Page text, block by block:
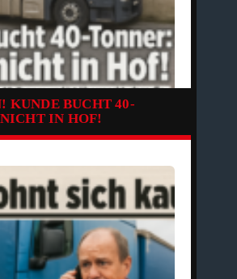
KUNDE BUCHT 40-
IN HOF!